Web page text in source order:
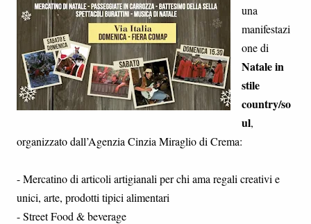
una
manifestazi
one di
Natale in
stile
country/so
ul,
organizzato dall’Agenzia Cinzia Miraglio di Crema:
- Mercatino di articoli artigianali per chi ama regali creativi e
unici, arte, prodotti tipici alimentari
- Street Food & beverage